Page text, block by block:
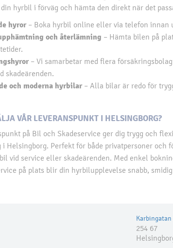
hyrbil i förväg och hämta den direkt när det
hyror– Boka hyrbil online eller via telefon innan
och återlämning – Hämta bilen på
– Vi samarbetar med flera
skadeärenden.
och moderna hyrbilar– Alla bilar är redo för
VÅR LEVERANSPUNKT I HELSINGBORG?
på Bil och Skadeservice ger dig trygg och
Helsingborg. Perfekt för både privatpersoner och
vid service eller skadeärenden. Med enkel
på plats blir din hyrbilupplevelse snabb,
Karbingatan
254 67